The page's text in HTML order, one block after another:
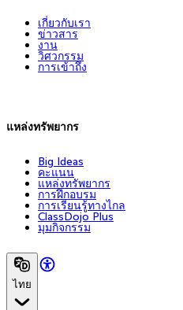
เกี่ยวกับเรา
ข่าวสาร
งาน
วิศวกรรม
การเข้าถึง
แหล่งทรัพยากร
Big Ideas
คะแนน
แหล่งทรัพยากร
การฝึกอบรม
การเรียนรู้ทางไกล
ClassDojo Plus
มุมกิจกรรม
ไทย